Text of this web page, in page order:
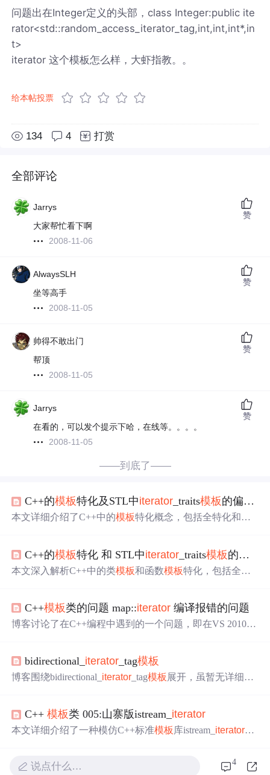
问题出在Integer定义的头部，class Integer:public ite
rator<std::random_access_iterator_tag,int,int,int*,in
t>
iterator 这个模板怎么样，大虾指教。。
给本帖投票
134 4 打赏
全部评论
Jarrys
大家帮忙看下啊
2008-11-06
赞
AlwaysSLH
坐等高手
2008-11-05
赞
帅得不敢出门
帮顶
2008-11-05
赞
Jarrys
在看的，可以发个提示下哈，在线等。。。。
2008-11-05
赞
——到底了——
C++的模板特化及STL中iterator _traits模板的偏特化
本文详细介绍了C++中的模板特化概念，包括全特化和偏
偏特化实现。
C++的模板特化 和 STL中iterator _traits模板的偏特化
本文深入解析C++中的类模板和函数模板特化，包括全特
制。C++模板类的问题 map::iterator 编译报错的问题
博客讨论了在C++编程中遇到的一个问题，即在VS 2010下
编译器`iterator`是一个类型。这个问题涉及到
器对类型识别的差异，并引用了相关资源进行深入解释。
bidirectional_ iterator _tag模板
博客围绕bidirectional_ iterator _tag模板 展开，虽暂无详细内
C++模板类 005:山寨版istream_ iterator
本文详细介绍了一种模仿C++标准模板 库istream_ iterator的
如何重载运算符*和++，并展示了如何在main函数中使用自
说点什么… 4